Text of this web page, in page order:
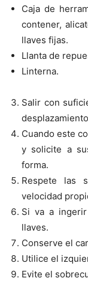
Caja de
contener,
llaves fijas.
Llanta de
Linterna.
Salir con
Cuando este
y solicite a
forma.
Respete las
velocidad
Si va a
llaves.
Conserve el
Utilice el
Evite el